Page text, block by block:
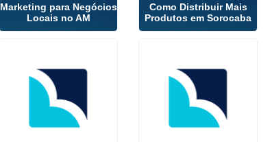
Marketing para Negócios
Locais no AM
Como Distribuir Mais
Produtos em Sorocaba